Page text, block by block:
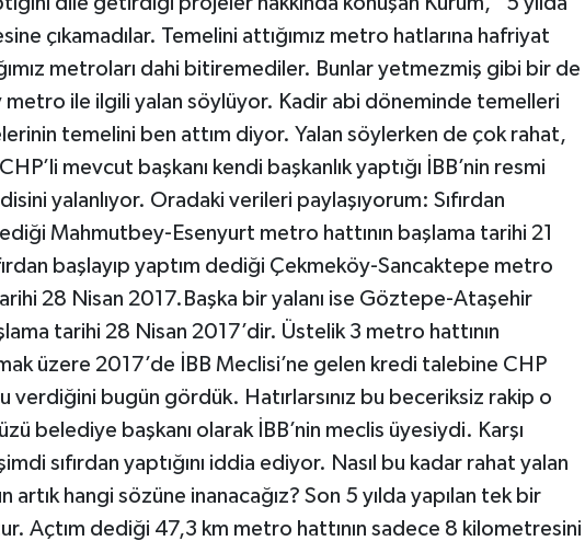
çıkamadılar. Temelini attığımız metro hatlarına hafriyat
metroları dahi bitiremediler. Bunlar yetmezmiş gibi bir de
metro ile ilgili yalan söylüyor. Kadir abi döneminde temelleri
temelini ben attım diyor. Yalan söylerken de çok rahat,
mevcut başkanı kendi başkanlık yaptığı İBB’nin resmi
yalanlıyor. Oradaki verileri paylaşıyorum: Sıfırdan
Mahmutbey-Esenyurt metro hattının başlama tarihi 21
başlayıp yaptım dediği Çekmeköy-Sancaktepe metro
28 Nisan 2017.Başka bir yalanı ise Göztepe-Ataşehir
tarihi 28 Nisan 2017’dir. Üstelik 3 metro hattının
üzere 2017’de İBB Meclisi’ne gelen kredi talebine CHP
verdiğini bugün gördük. Hatırlarsınız bu beceriksiz rakip o
belediye başkanı olarak İBB’nin meclis üyesiydi. Karşı
sıfırdan yaptığını iddia ediyor. Nasıl bu kadar rahat yalan
artık hangi sözüne inanacağız? Son 5 yılda yapılan tek bir
Açtım dediği 47,3 km metro hattının sadece 8 kilometresini